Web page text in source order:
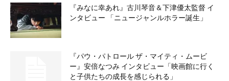
『みなに幸あれ』古川琴音＆下津優太監督 イ
ンタビュー 「ニュージャンルホラー誕生」
『パウ・パトロール ザ・マイティ・ムービ
ー』安倍なつみ インタビュー「映画館に行く
と子供たちの成長を感じられる」